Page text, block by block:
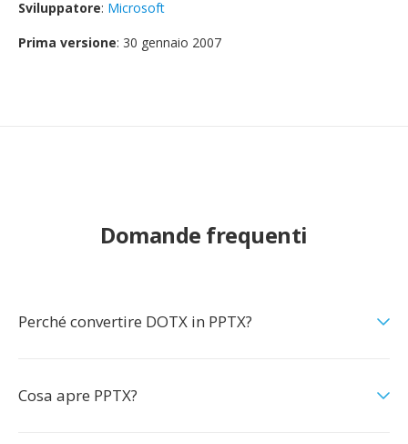
Sviluppatore: Microsoft
Prima versione: 30 gennaio 2007
Domande frequenti
Perché convertire DOTX in PPTX?
Cosa apre PPTX?